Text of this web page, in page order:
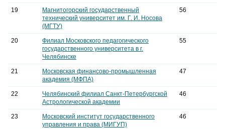
19
Магнитогорский государственный
технический университет им. Г. И. Носова
(МГТУ)
56
20
Филиал Московского педагогического
государственного университета в г.
Челябинске
55
21
Московская финансово-промышленная
академия (МФПА)
47
22
Челябинский филиал Санкт-Петербургской
Астрологической академии
46
23
Московский институт государственного
управления и права (МИГУП)
46